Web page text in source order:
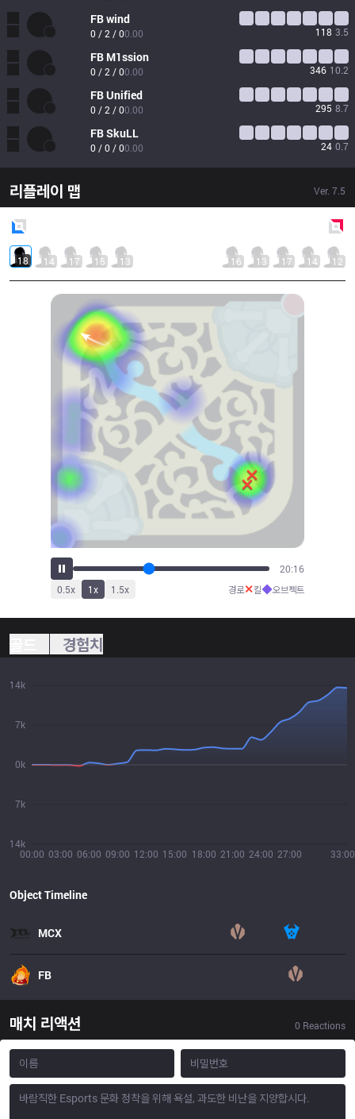
FBwind
0 / 2 / 00.00 118 3.5
FB M1ssion
0 / 2 / 00.00 346 10.2
FBUnified
0 / 2 / 00.00 295 8.7
FBSkuLL
0 / 0 / 00.00 24 0.7
리플레이 맵 Ver. 7.5
18 14 17 15 13 16 13 17 14 12
22:05
0.5x 1x 1.5x 경로✕킬◆오브젝트
경험치
00:00 03:00 06:00 09:00 12:00 15:00 18:00 21:00 24:00 27:00 33:00
14k
7k
0k
7k
14k
Object Timeline
MCX
FB
매치 리액션 0 Reactions